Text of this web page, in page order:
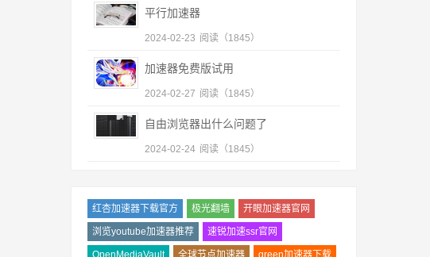
平行加速器
2024-02-23 阅读（1845）
加速器免费版试用
2024-02-27 阅读（1845）
自由浏览器出什么问题了
2024-02-24 阅读（1845）
红杏加速器下载官方 极光翻墙 开眼加速器官网
浏览youtube加速器推荐 速锐加速ssr官网